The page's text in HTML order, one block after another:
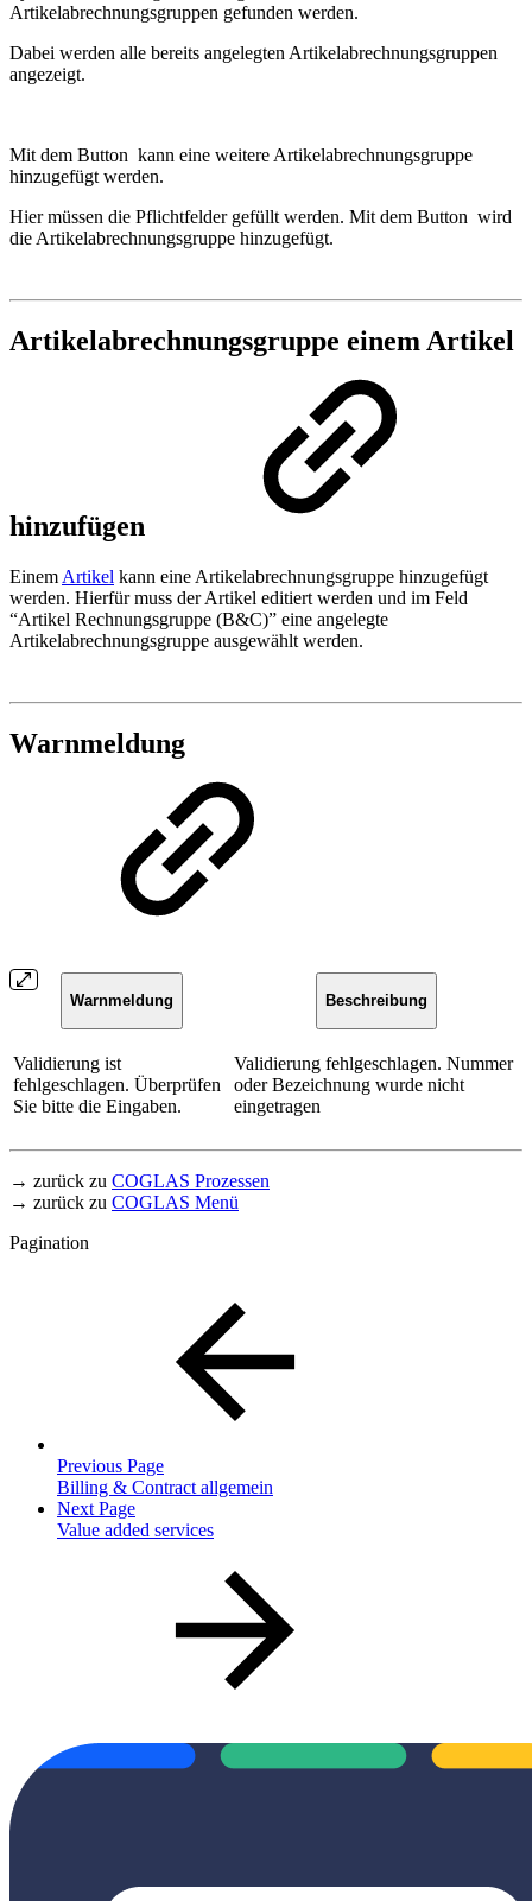
Artikelabrechnungsgruppen gefunden werden.
Dabei werden alle bereits angelegten Artikelabrechnungsgruppen
angezeigt.
Mit dem Button kann eine weitere Artikelabrechnungsgruppe
hinzugefügt werden.
Hier müssen die Pflichtfelder gefüllt werden. Mit dem Button wird
die Artikelabrechnungsgruppe hinzugefügt.
Artikelabrechnungsgruppe einem Artikel
hinzufügen
Einem Artikel kann eine Artikelabrechnungsgruppe hinzugefügt
werden. Hierfür muss der Artikel editiert werden und im Feld
“Artikel Rechnungsgruppe (B&C)” eine angelegte
Artikelabrechnungsgruppe ausgewählt werden.
Warnmeldung
Warnmeldung Beschreibung
Validierung ist
fehlgeschlagen. Überprüfen
Sie bitte die Eingaben.
Validierung fehlgeschlagen. Nummer
oder Bezeichnung wurde nicht
eingetragen
→ zurück zu COGLAS Prozessen
→ zurück zu COGLAS Menü
Pagination
Previous Page
Billing & Contract allgemein
Next Page
Value added services